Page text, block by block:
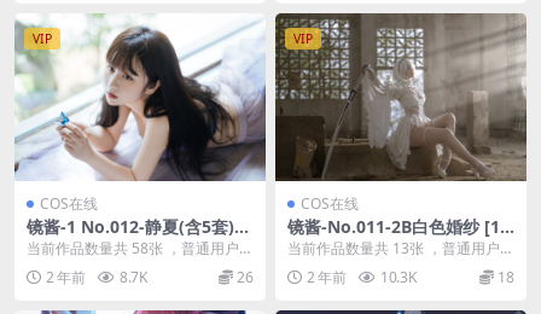
P] – 日常 [40P] – 连衣裙 [12
P] – 和服 [19P] No.008-私奔
合集 [190P] – 生活 [19P] – 梦
镜 [20P] – 空镜 [34P] – 不知
梦 [15P] No.007-梦境 · 空镜
集 [88P]
日常 [40P] – 连衣裙 [12P] –
和服 [19P] No.008-私奔 合集
[190P]
VIP
COS在线
镜酱-1 No.012-静夏(含5套)
[225P]
当前作品数量共 58张 ，普通用户免
费查看前三张；会员全站免费看：
解锁会员权限镜...
2 年前 8.7K 26
VIP
COS在线
镜酱-No.011-2B白色婚纱 [13
P]
当前作品数量共 13张 ，普通用户免
费查看前三张；会员全站免费看：
解锁会员权限镜...
2 年前 10.3K 18